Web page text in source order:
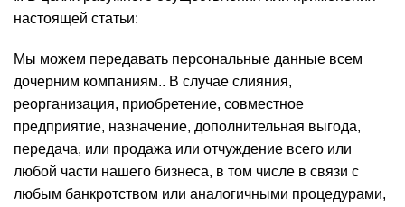
настоящей статьи:
Мы можем передавать персональные данные всем
дочерним компаниям.. В случае слияния,
реорганизация, приобретение, совместное
предприятие, назначение, дополнительная выгода,
передача, или продажа или отчуждение всего или
любой части нашего бизнеса, в том числе в связи с
любым банкротством или аналогичными процедурами,